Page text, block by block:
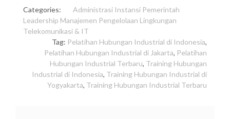
Categories: Administrasi Instansi Pemerintah
Leadership Manajemen Pengelolaan Lingkungan
Telekomunikasi & IT
Tag: Pelatihan Hubungan Industrial di Indonesia,
Pelatihan Hubungan Industrial di Jakarta, Pelatihan
Hubungan Industrial Terbaru, Training Hubungan
Industrial di Indonesia, Training Hubungan Industrial di
Yogyakarta, Training Hubungan Industrial Terbaru